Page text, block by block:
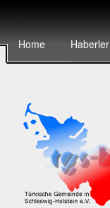
Home Haberler